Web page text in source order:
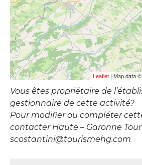
Leaflet | Map data ©
Vous êtes propriétaire de
gestionnaire de cette activité?
Pour modifier ou compléter
contacter Haute – Garonne
scostantini@tourismehg.com